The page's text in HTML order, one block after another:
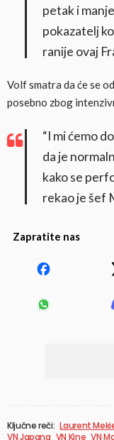
petak i
pokazatelj
ranije ovaj
Volf smatra da će se
posebno zbog
“I mi ćemo
da je
kako se
rekao je šef
Zapratite nas
Ključne reči: Laurent
VN Japana VN Kine VN